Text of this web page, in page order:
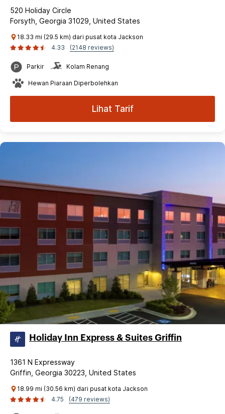
520 Holiday Circle
Forsyth, Georgia 31029, United States
18.33 mi (29.5 km) dari pusat kota Jackson
4.33
(2148 reviews)
Parkir Kolam Renang
Hewan Piaraan Diperbolehkan
Lihat Tarif
Holiday Inn Express & Suites Griffin
1361 N Expressway
Griffin, Georgia 30223, United States
18.99 mi (30.56 km) dari pusat kota Jackson
4.75
(479 reviews)